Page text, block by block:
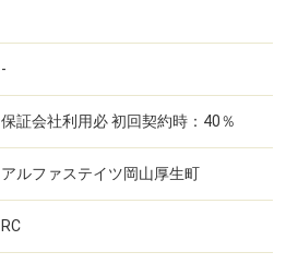
-
保証会社利用必 初回契約時：40％
アルファステイツ岡山厚生町
RC